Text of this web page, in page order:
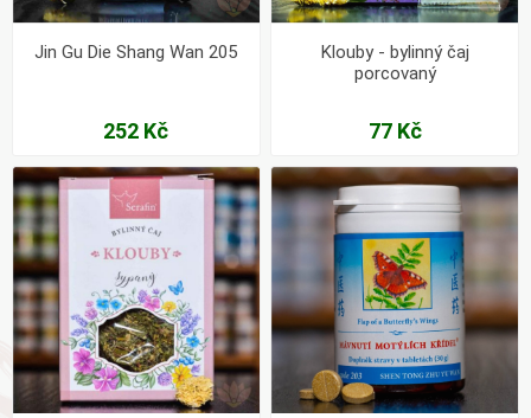
Jin Gu Die Shang Wan 205
252 Kč
Klouby - bylinný čaj
porcovaný
77 Kč